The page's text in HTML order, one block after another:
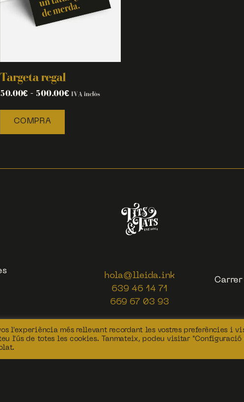
Targeta regal
50.00€ – 500.00€ IVA inclòs
COMPRA
hola@lleida.ink
639 46 14 71
669 67 03 93
l'experiència més rellevant recordant les vostres preferències i
l'ús de totes les cookies. Tanmateix, podeu visitar "Configuració